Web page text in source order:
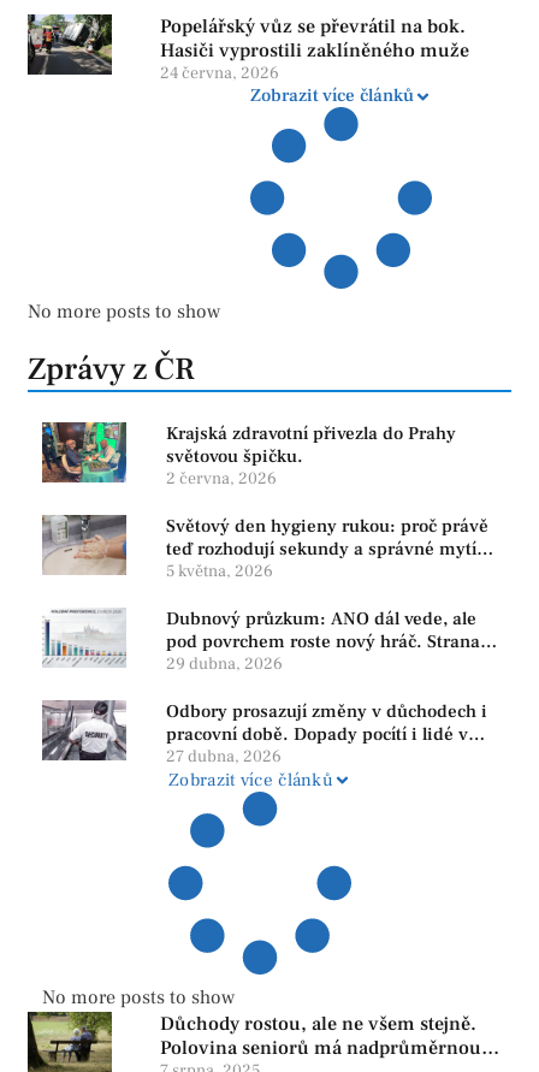
Popelářský vůz se převrátil na bok.
Hasiči vyprostili zaklíněného muže
24 června, 2026
Zobrazit více článků
No more posts to show
Zprávy z ČR
Krajská zdravotní přivezla do Prahy
světovou špičku.
2 června, 2026
Světový den hygieny rukou: proč právě
teď rozhodují sekundy a správné mytí
rukou
5 května, 2026
Dubnový průzkum: ANO dál vede, ale
pod povrchem roste nový hráč. Strana
PRO se drží nejvýš mezi menšími
29 dubna, 2026
Odbory prosazují změny v důchodech i
pracovní době. Dopady pocítí i lidé v
našem regionu
27 dubna, 2026
Zobrazit více článků
No more posts to show
Důchody rostou, ale ne všem stejně.
Polovina seniorů má nadprůměrnou